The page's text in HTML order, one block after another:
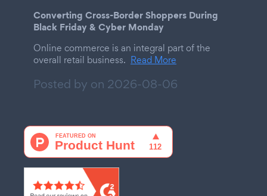
Converting Cross-Border Shoppers During
Black Friday & Cyber Monday
Online commerce is an integral part of the
overall retail business. Read More
Posted by on 2026-08-06